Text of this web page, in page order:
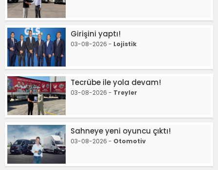
Girişini yaptı!
03-08-2026 - Lojistik
Tecrübe ile yola devam!
03-08-2026 - Treyler
Sahneye yeni oyuncu çıktı!
03-08-2026 - Otomotiv